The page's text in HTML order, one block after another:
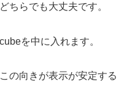
ちらでも大丈夫です。
を中に入れます。
の向きが表示が安定する